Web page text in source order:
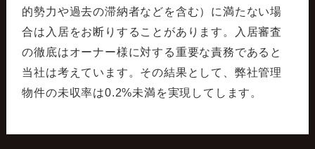
的勢力や過去の滞納者などを含む）に満たない場
合は入居をお断りすることがあります。入居審査
の徹底はオーナー様に対する重要な責務であると
当社は考えています。その結果として、弊社管理
物件の未収率は0.2%未満を実現してします。